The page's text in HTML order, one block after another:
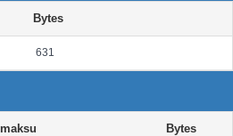
Bytes
631
maksu Bytes